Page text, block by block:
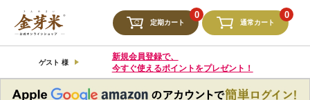
定期カート
0
通常カート
0
ゲスト 様
新規会員登録で、
今すぐ使えるポイントをプレゼント！
注目キーワード： 限定商品 お米の定期便 米粉丸パン 金芽米とは